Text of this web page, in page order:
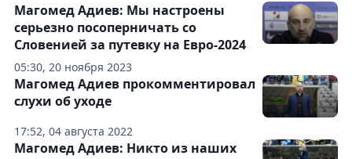
05:30, 20 ноября 2023
Магомед Адиев: Мы настроены
серьезно посоперничать со
Словенией за путевку на Евро-2024
17:52, 04 августа 2022
Магомед Адиев прокомментировал
слухи об уходе
Магомед Адиев: Никто из наших